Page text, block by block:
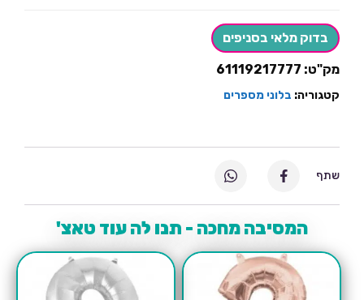
בצבע
כסף
בדוק מלאי בסניפים
מק"ט: 61119217777
קטגוריה: בלוני מספרים
המסיבה מחכה - תנו לה עוד טאצ'
שתף